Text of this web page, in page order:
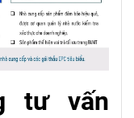
tư vấn